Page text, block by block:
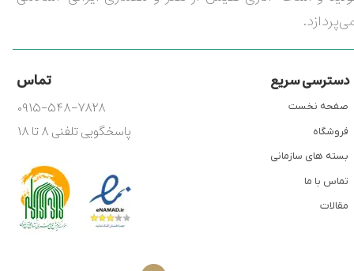
دسترسی سریع تماس
۰۹۱۵-۵۴۸-۷۸۲۸
پاسخگویی تلفنی ۸ تا ۱۸
صفحه نخست
فروشگاه
بسته های سازمانی
تماس با ما
مقالات